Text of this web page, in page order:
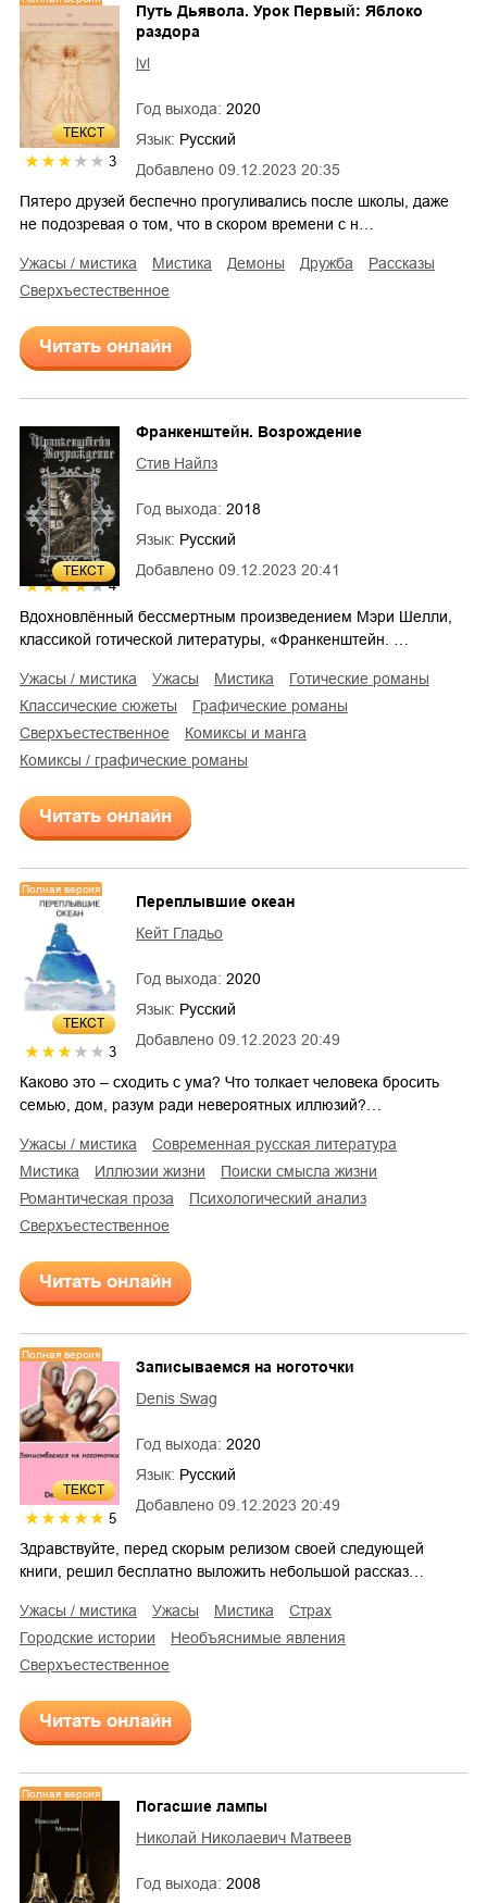
ТЕКСТ
3 Добавлено 09.12.2023 20:35
Путь Дьявола. Урок Первый: Яблоко
раздора
lvl
Год выхода: 2020
Язык: Русский
Пятеро друзей беспечно прогуливались после школы, даже
не подозревая о том, что в скором времени с н…
ужасы / мистика мистика демоны дружба
рассказы
сверхъестественное
Читать онлайн
ТЕКСТ
4
Добавлено 09.12.2023 20:41
Франкенштейн. Возрождение
Стив Найлз
Год выхода: 2018
Язык: Русский
Вдохновлённый бессмертным произведением Мэри Шелли,
классикой готической литературы, «Франкенштейн. …
ужасы / мистика ужасы мистика
готические романы
классические сюжеты
графические романы
сверхъестественное
комиксы и манга
комиксы / графические романы
Читать онлайн
ТЕКСТ
Полная версия
3
Добавлено 09.12.2023 20:49
Переплывшие океан
Кейт Гладьо
Год выхода: 2020
Язык: Русский
Каково это – сходить с ума? Что толкает человека бросить
семью, дом, разум ради невероятных иллюзий?…
ужасы / мистика
современная русская литература
мистика
иллюзии жизни
поиски смысла жизни
романтическая проза
психологический анализ
сверхъестественное
Читать онлайн
ТЕКСТ
Полная версия
5
Добавлено 09.12.2023 20:49
Записываемся на ноготочки
Denis Swag
Год выхода: 2020
Язык: Русский
Здравствуйте, перед скорым релизом своей следующей
книги, решил бесплатно выложить небольшой рассказ…
ужасы / мистика ужасы мистика
страх
городские истории
необъяснимые явления
сверхъестественное
Читать онлайн
Полная версия
Погасшие лампы
Николай Николаевич Матвеев
Год выхода: 2008